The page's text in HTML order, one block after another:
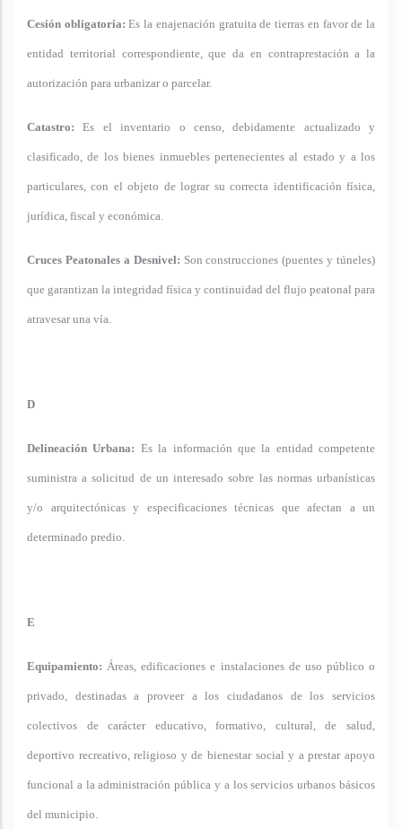
Cesión obligatoria: Es la enajenación gratuita de tierras en favor de la
entidad territorial correspondiente, que da en contraprestación a la
autorización para urbanizar o parcelar.
Catastro: Es el inventario o censo, debidamente actualizado y
clasificado, de los bienes inmuebles pertenecientes al estado y a los
particulares, con el objeto de lograr su correcta identificación física,
jurídica, fiscal y económica.
Cruces Peatonales a Desnivel: Son construcciones (puentes y túneles)
que garantizan la integridad física y continuidad del flujo peatonal para
atravesar una vía.
D
Delineación Urbana: Es la información que la entidad competente
suministra a solicitud de un interesado sobre las normas urbanísticas
y/o arquitectónicas y especificaciones técnicas que afectan a un
determinado predio.
E
Equipamiento: Áreas, edificaciones e instalaciones de uso público o
privado, destinadas a proveer a los ciudadanos de los servicios
colectivos de carácter educativo, formativo, cultural, de salud,
deportivo recreativo, religioso y de bienestar social y a prestar apoyo
funcional a la administración pública y a los servicios urbanos básicos
del municipio.